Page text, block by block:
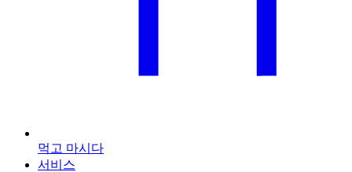
먹고 마시다
서비스